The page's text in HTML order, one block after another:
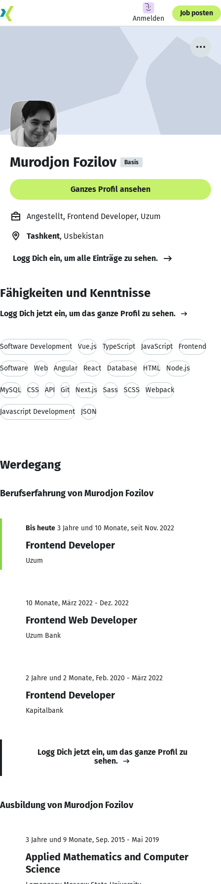
Anmelden
Job posten
Murodjon Fozilov Basis
Ganzes Profil ansehen
Angestellt, Frontend Developer, Uzum
Tashkent, Usbekistan
Logg Dich ein, um alle Einträge zu sehen.
Fähigkeiten und Kenntnisse
Logg Dich jetzt ein, um das ganze Profil zu sehen.
Software Development Vue.js TypeScript JavaScript Frontend
Software Web Angular React Database HTML Node.js
MySQL CSS API Git Next.js Sass SCSS Webpack
Javascript Development JSON
Werdegang
Berufserfahrung von Murodjon Fozilov
Bis heute 3 Jahre und 10 Monate, seit Nov. 2022
Frontend Developer
Uzum
10 Monate, März 2022 - Dez. 2022
Frontend Web Developer
Uzum Bank
2 Jahre und 2 Monate, Feb. 2020 - März 2022
Frontend Developer
Kapitalbank
Logg Dich jetzt ein, um das ganze Profil zu
sehen.
Ausbildung von Murodjon Fozilov
3 Jahre und 9 Monate, Sep. 2015 - Mai 2019
Applied Mathematics and Computer
Science